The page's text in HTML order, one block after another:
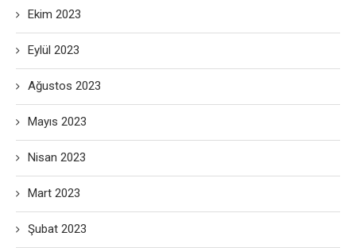
Ekim 2023
Eylül 2023
Ağustos 2023
Mayıs 2023
Nisan 2023
Mart 2023
Şubat 2023